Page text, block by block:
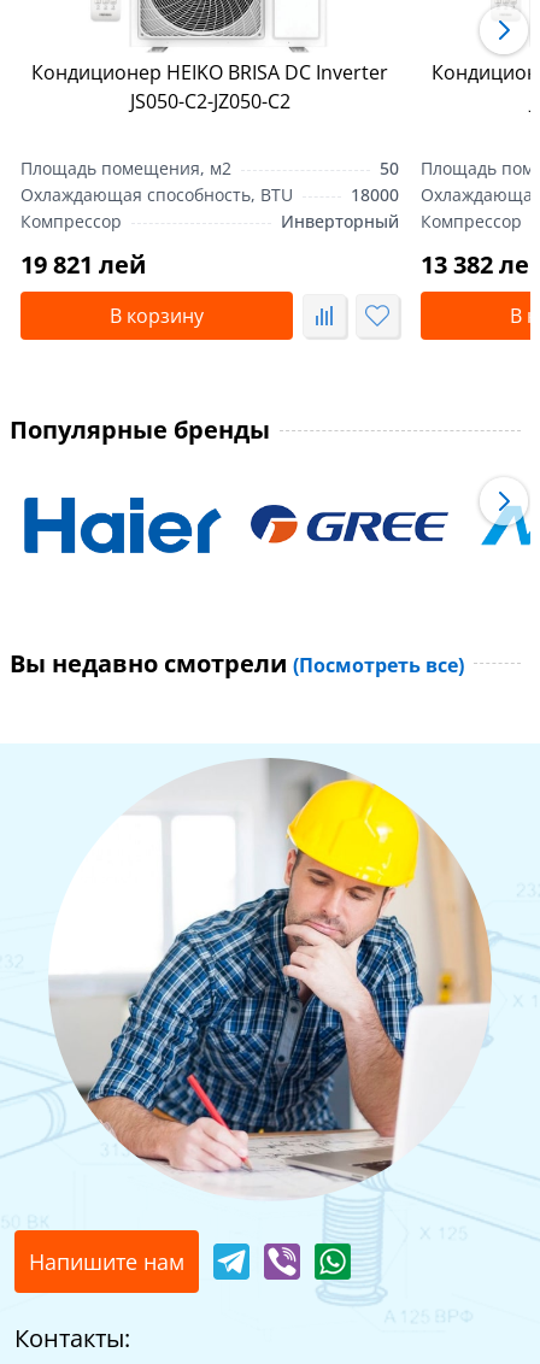
Кондиционер HEIKO BRISA DC Inverter
JS050-С2-JZ050-С2
Площадь помещения, м2
50
Охлаждающая способность, BTU
18000
Компрессор
Инверторный
19 821 лей
В корзину
Площадь
Охлаждающая
Компрессор
13 382
В
Популярные бренды
Вы недавно смотрели (Посмотреть все)
Напишите нам
Контакты: